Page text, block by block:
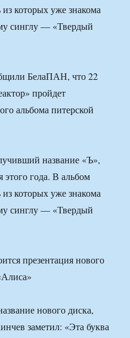
которых уже знакома
синглу — «Твердый
БелаПАН, что 22
пройдет
альбома питерской
название «Ъ»,
этого года. В альбом
которых уже знакома
синглу — «Твердый
нового диска,
заметил: «Эта буква